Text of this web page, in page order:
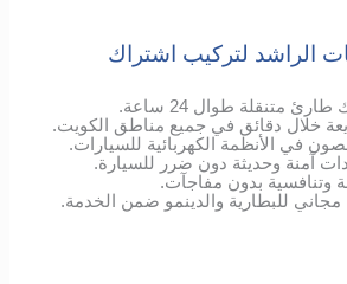
الراشد لتركيب اشتراك
متنقلة طوال 24 ساعة.
خلال دقائق في جميع مناطق الكويت.
في الأنظمة الكهربائية للسيارات.
آمنة وحديثة دون ضرر للسيارة.
وتنافسية بدون مفاجآت.
للبطارية والدينمو ضمن الخدمة.